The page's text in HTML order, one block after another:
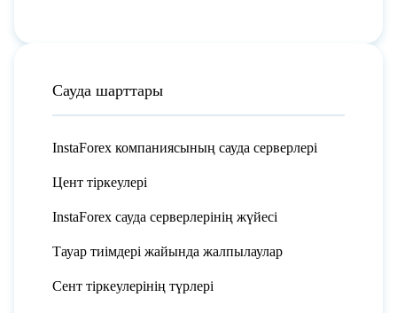
Сауда шарттары
InstaForex компаниясының сауда серверлері
Цент тіркеулері
InstaForex сауда серверлерінің жүйесі
Тауар тиімдері жайында жалпылаулар
Сент тіркеулерінің түрлері